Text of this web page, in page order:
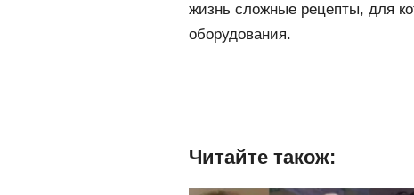
жизнь сложные рецепты, для
оборудования.
Читайте також: